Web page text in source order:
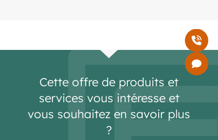
Cette offre de produits et
services vous intéresse et
vous souhaitez en savoir plus
?